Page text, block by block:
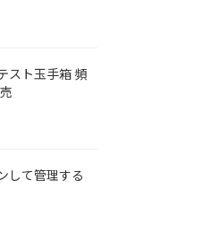
スト玉手箱 頻
して管理する